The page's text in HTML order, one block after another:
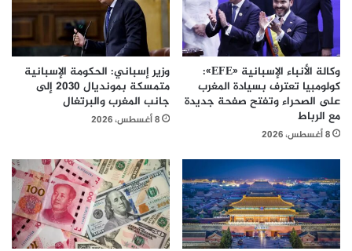
وكالة الأنباء الإسبانية «EFE»:
كولومبيا تعترف بسيادة المغرب
على الصحراء وتفتح صفحة جديدة
مع الرباط
8 أغسطس، 2026
وزير إسباني: الحكومة الإسبانية
متمسكة بمونديال 2030 إلى
جانب المغرب والبرتغال
8 أغسطس، 2026